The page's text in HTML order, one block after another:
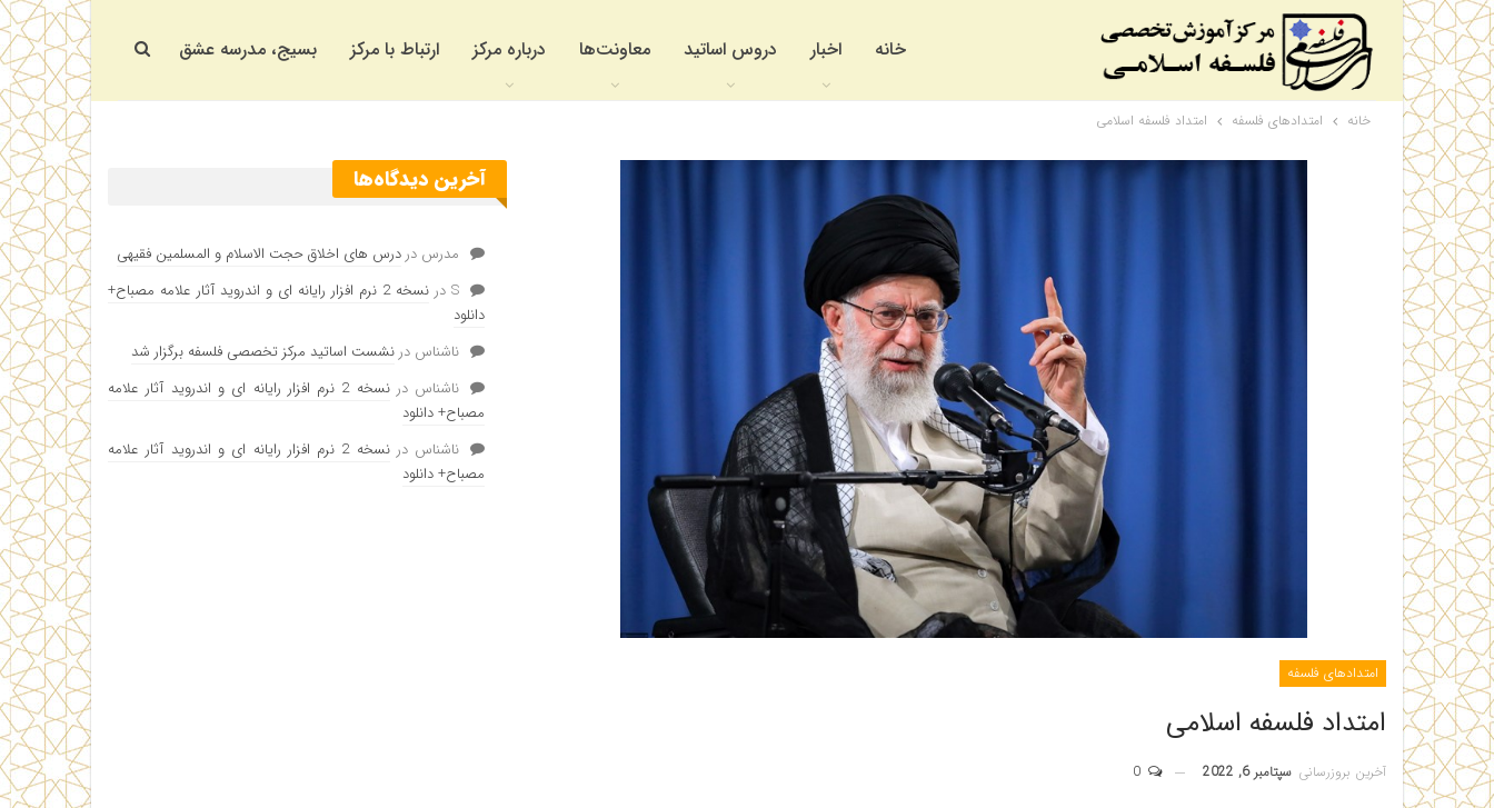
خانه اخبار دروس اساتید معاونت‌ها درباره مرکز ارتباط با مرکز بسیج، مدرسه عشق
خانه امتدادهای فلسفه امتداد فلسفه اسلامی
امتدادهای فلسفه
امتداد فلسفه اسلامی
آخرین بروزرسانی سپتامبر 6, 2022
آخرین دیدگاه‌ها
مدرس در درس های اخلاق حجت الاسلام و المسلمین فقیهی
Sدر
نسخه 2 نرم افزار رایانه ای و اندروید آثار علامه مصباح+
دانلود
ناشناس در نشست اساتید مرکز تخصصی فلسفه برگزار شد
ناشناس در
نسخه 2 نرم افزار رایانه ای و اندروید آثار علامه
مصباح+ دانلود
ناشناس در
نسخه 2 نرم افزار رایانه ای و اندروید آثار علامه
مصباح+ دانلود